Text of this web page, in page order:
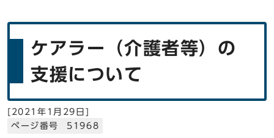
ケアラー（介護者等）の
支援について
[ 2021年1月29日 ]
ページ番号 51968